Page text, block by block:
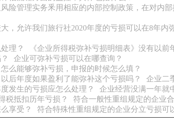
险管理实务釆用相应的内部控制政策，在对内
，允许我们旅行社2020年度的亏损可以在8年内
理？
《企业所得税弥补亏损明细表》没有以前
企业可弥补亏损可以在哪查询？
么能够弥补亏损，申报的时候怎么填？
后年度如果盈利了能弥补这个亏损吗？
企业二
发生的亏损应怎么处理？
企业经营没满一年就
税抵扣历年亏损？
符合一般性重组规定的企业
享受？
符合特殊性重组规定的企业分立亏损可